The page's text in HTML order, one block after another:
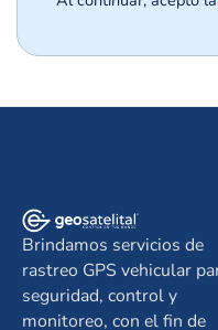
Brindamos servicios de
rastreo GPS vehicular
seguridad, control y
monitoreo, con el fin de